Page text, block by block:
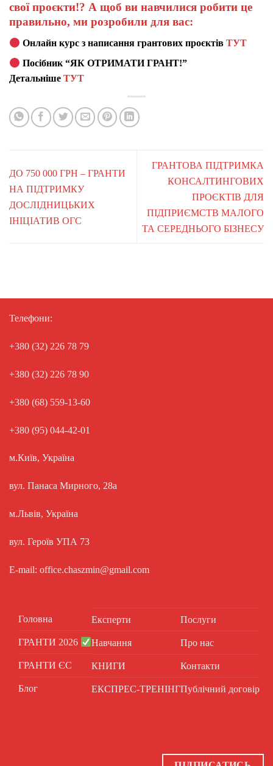
свої проєкти!? А щоб ви навчилися робити це
правильно, ми розробили для вас:
Онлайн курс з написання грантових проєктівТУТ
Посібник “ЯК ОТРИМАТИ ГРАНТ!”
Детальніше ТУТ
ДО 750 000 ГРН – ГРАНТИ
НА ПІДТРИМКУ
ДОСЛІДНИЦЬКИХ
ІНІЦІАТИВ ОГС
ГРАНТОВА ПІДТРИМКА
КОНСАЛТИНГОВИХ
ПРОЄКТІВ ДЛЯ
ПІДПРИЄМСТВ МАЛОГО
ТА СЕРЕДНЬОГО БІЗНЕСУ
Телефони:
+380 (32) 226 78 79
+380 (32) 226 78 90
+380 (68) 559-13-60
+380 (95) 044-42-01
м.Київ, Україна
вул. Панаса Мирного, 28а
м.Львів, Україна
вул. Героїв УПА 73
E-mail: office.chaszmin@gmail.com
Головна
ГРАНТИ 2026
ГРАНТИ ЄС
Блог
Експерти
Навчання
КНИГИ
ЕКСПРЕС-ТРЕНІНГ
Послуги
Про нас
Контакти
Публічний договір